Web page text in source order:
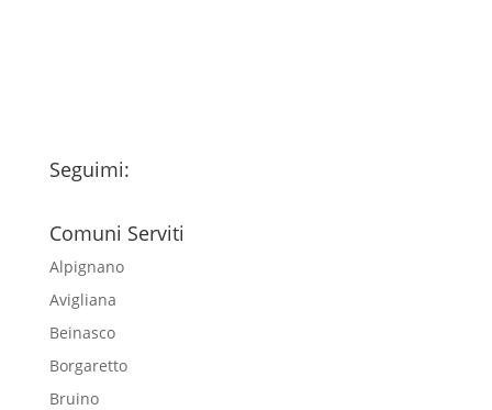
Seguimi:
Comuni Serviti
Alpignano
Avigliana
Beinasco
Borgaretto
Bruino